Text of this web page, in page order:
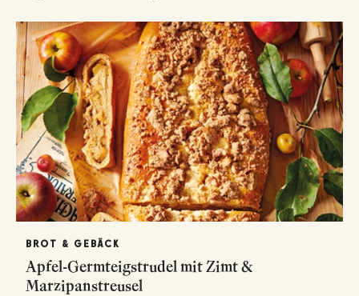
BROT & GEBÄCK
Apfel-Germteigstrudel mit Zimt &
Marzipanstreusel